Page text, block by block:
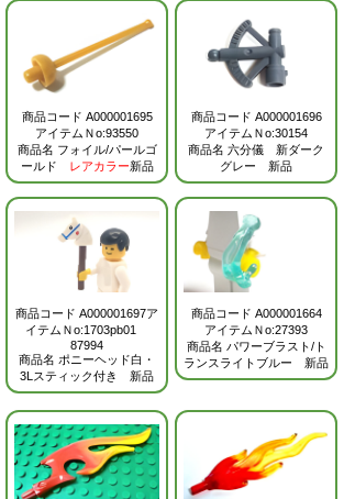
商品コード A000001695
アイテムＮo:93550
商品名 フォイル/パールゴ
ールド
レアカラー新品
商品コード A000001696
アイテムＮo:30154
商品名 六分儀 新ダーク
グレー 新品
商品コード A000001697ア
イテムＮo:1703pb01
87994
商品名 ポニーヘッド白・
3Lスティック付き 新品
商品コード A000001664
アイテムＮo:27393
商品名 パワーブラスト/ト
ランスライトブルー 新品